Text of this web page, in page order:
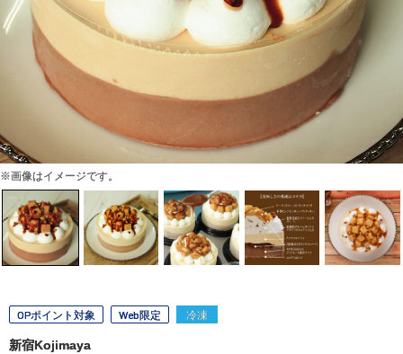
※画像はイメージです。
OPポイント対象 Web限定 冷凍
新宿Kojimaya